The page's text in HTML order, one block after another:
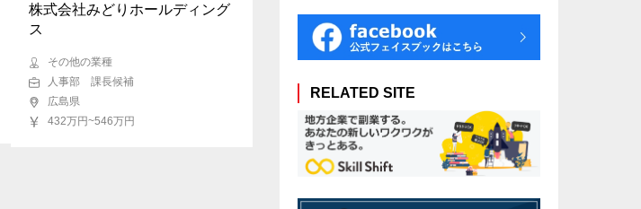
株式会社みどりホールディング
ス
その他の業種
人事部 課長候補
広島県
432万円~546万円
RELATED SITE